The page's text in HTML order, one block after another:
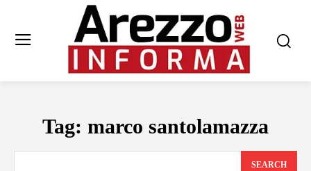
Tag: marco santolamazza
SEARCH